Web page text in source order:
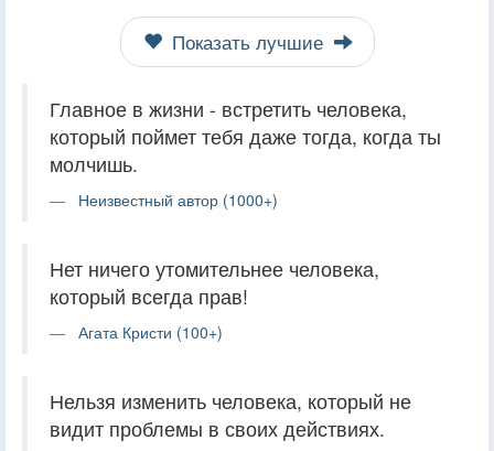
Показать лучшие
Главное в жизни - встретить человека,
который поймет тебя даже тогда, когда ты
молчишь.
Неизвестный автор (1000+)
Нет ничего утомительнее человека,
который всегда прав!
Агата Кристи (100+)
Нельзя изменить человека, который не
видит проблемы в своих действиях.